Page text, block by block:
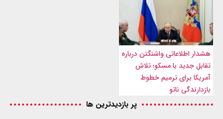
هشدار اطلاعاتی واشنگتن درباره
تقابل جدید با مسکو؛ تلاش
آمریکا برای ترمیم خطوط
بازدارندگی ناتو
پر بازدیدترین ها